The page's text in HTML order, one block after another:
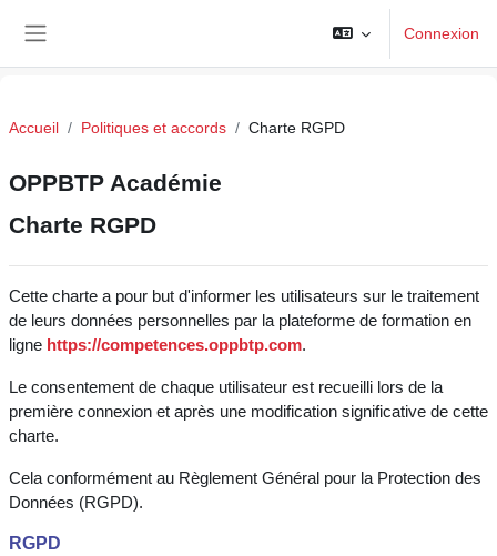
Connexion
Accueil Politiques et accords Charte RGPD
OPPBTP Académie
Charte RGPD
Cette charte a pour but d'informer les utilisateurs sur le traitement
de leurs données personnelles par la plateforme de formation en
ligne https://competences.oppbtp.com.
Le consentement de chaque utilisateur est recueilli lors de la
première connexion et après une modification significative de cette
charte.
Cela conformément au Règlement Général pour la Protection des
Données (RGPD).
RGPD